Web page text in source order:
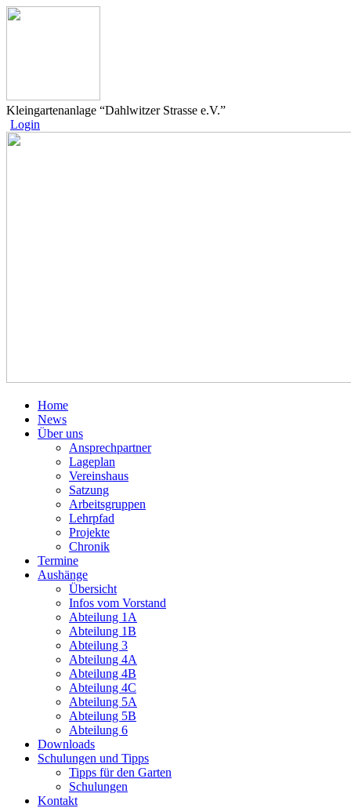
Kleingartenanlage “Dahlwitzer Strasse e.V.”
Login
Home
News
Über uns
Ansprechpartner
Lageplan
Vereinshaus
Satzung
Arbeitsgruppen
Lehrpfad
Projekte
Chronik
Termine
Aushänge
Übersicht
Infos vom Vorstand
Abteilung 1A
Abteilung 1B
Abteilung 3
Abteilung 4A
Abteilung 4B
Abteilung 4C
Abteilung 5A
Abteilung 5B
Abteilung 6
Downloads
Schulungen und Tipps
Tipps für den Garten
Schulungen
Kontakt